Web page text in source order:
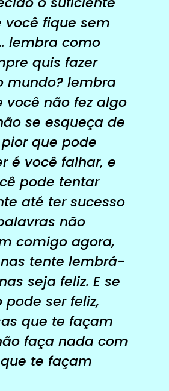
você fique sem
lembra como
quis fazer
mundo? lembra
você não fez algo
se esqueça de
que pode
é você falhar, e
pode tentar
até ter sucesso
não
comigo agora,
tente lembrá-
seja feliz. E se
pode ser feliz,
que te façam
faça nada com
te façam